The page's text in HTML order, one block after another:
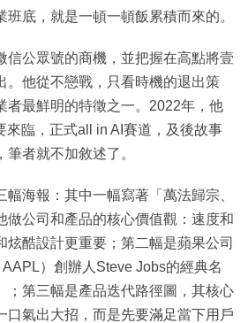
班底，就是一頓一頓飯累積而來的。
信公眾號的商機，並把握在高點將壹
。他從不戀戰，只看時機的退出策
者最鮮明的特徵之一。2022年，他
來臨，正式all in AI賽道，及後故事
者就不加敘述了。
幅海報：其中一幅寫著「萬法歸宗、
做公司和產品的核心價值觀：速度和
炫酷設計更重要；第二幅是蘋果公司
AAPL）創辦人Steve Jobs的經典名
；第三幅是產品迭代路徑圖，其核心
口氣出大招，而是先要滿足當下用戶